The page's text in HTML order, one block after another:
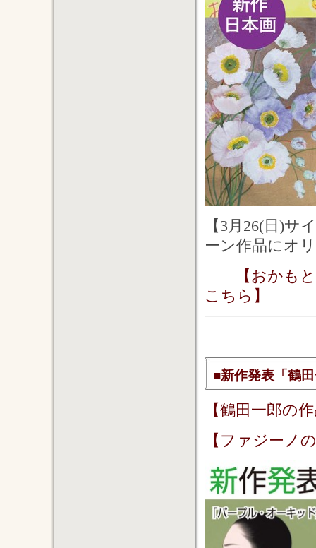
【3月26(日)サ
ーン作品にオ
【おかも
こちら】
■新作発表「鶴
【鶴田一郎の
【ファジーノ